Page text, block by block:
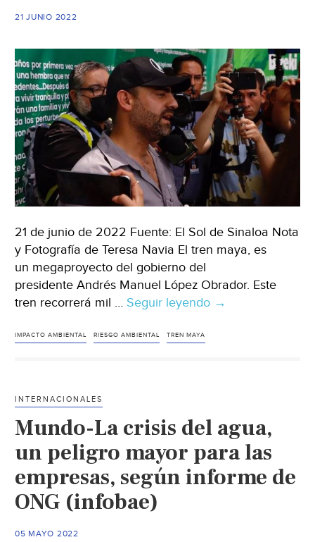
21 JUNIO 2022
21 de junio de 2022 Fuente: El Sol de Sinaloa Nota
y Fotografía de Teresa Navia El tren maya, es
un megaproyecto del gobierno del
presidente Andrés Manuel López Obrador. Este
tren recorrerá mil … Seguir leyendo Quintana
de
agua
y
a
→
IMPACTO AMBIENTAL RIESGO AMBIENTAL TREN MAYA
INTERNACIONALES
Mundo-La crisis del agua,
un peligro mayor para las
empresas, según informe de
ONG (infobae)
05 MAYO 2022